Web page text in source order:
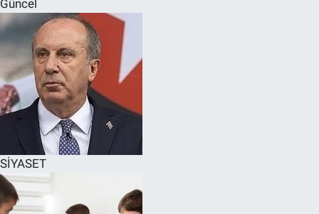
Güncel
SİYASET
SPOR
RESMİ İLANLAR